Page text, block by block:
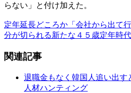
らない」と付け加えた。
定年延長どころか「会社から出て
分が切られる新たな４５歳定年時代
関連記事
退職金もなく韓国人追い出
人材ハンティング